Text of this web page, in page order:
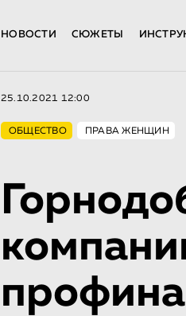
НОВОСТИ СЮЖЕТЫ
25.10.2021 12:00
ОБЩЕСТВО ПРАВА ЖЕНЩИН